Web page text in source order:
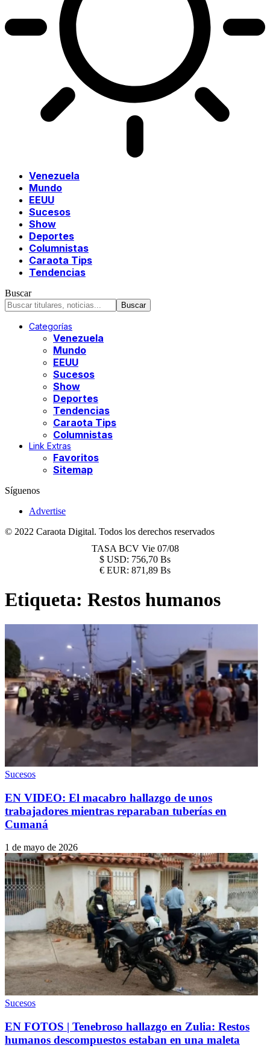
Venezuela
Mundo
EEUU
Sucesos
Show
Deportes
Columnistas
Caraota Tips
Tendencias
Buscar
Categorías
Venezuela
Mundo
EEUU
Sucesos
Show
Deportes
Tendencias
Caraota Tips
Columnistas
Link Extras
Favoritos
Sitemap
Síguenos
Advertise
© 2022 Caraota Digital. Todos los derechos reservados
TASA BCV Vie 07/08
$ USD: 756,70 Bs
€ EUR: 871,89 Bs
Etiqueta: Restos humanos
Sucesos
EN VIDEO: El macabro hallazgo de unos
trabajadores mientras reparaban tuberías en
Cumaná
1 de mayo de 2026
Sucesos
EN FOTOS | Tenebroso hallazgo en Zulia: Restos
humanos descompuestos estaban en una maleta